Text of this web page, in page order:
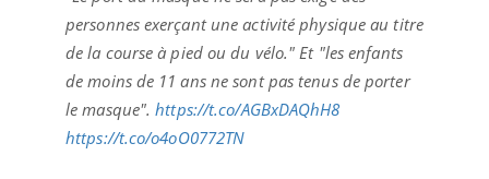
personnes exerçant une activité physique au titre
de la course à pied ou du vélo." Et "les enfants
de moins de 11 ans ne sont pas tenus de porter
le masque".https://t.co/AGBxDAQhH8
https://t.co/o4oO0772TN